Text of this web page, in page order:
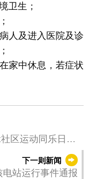
卫生；
人及进入医院及诊
家中休息，若症状
区运动同乐日圆
下一则新闻
电站运行事件通报